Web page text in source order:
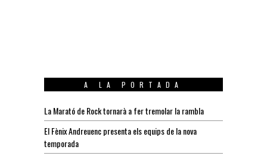
A LA PORTADA
La Marató de Rock tornarà a fer tremolar la rambla
El Fènix Andreuenc presenta els equips de la nova
temporada